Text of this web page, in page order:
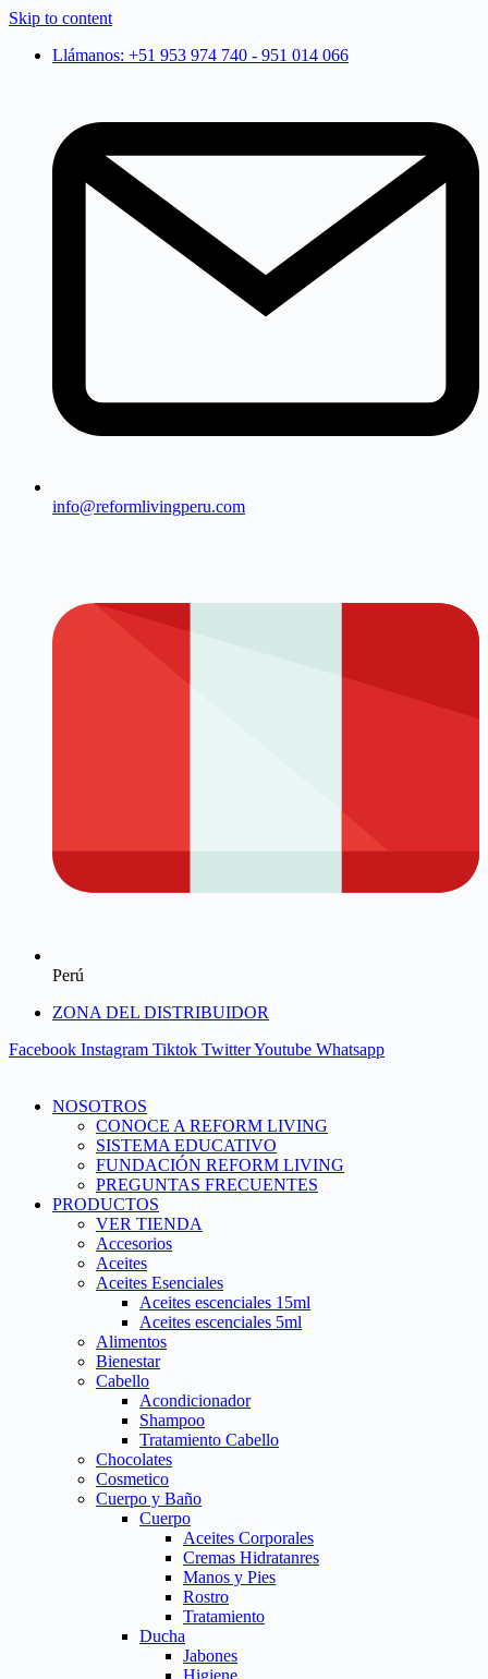
Skip to content
Llámanos: +51 953 974 740 - 951 014 066
info@reformlivingperu.com
Perú
ZONA DEL DISTRIBUIDOR
Facebook Instagram Tiktok TwitterYoutube Whatsapp
NOSOTROS
CONOCE A REFORM LIVING
SISTEMA EDUCATIVO
FUNDACIÓN REFORM LIVING
PREGUNTAS FRECUENTES
PRODUCTOS
VER TIENDA
Accesorios
Aceites
Aceites Esenciales
Aceites escenciales 15ml
Aceites escenciales 5ml
Alimentos
Bienestar
Cabello
Acondicionador
Shampoo
Tratamiento Cabello
Chocolates
Cosmetico
Cuerpo y Baño
Cuerpo
Aceites Corporales
Cremas Hidratanres
Manos y Pies
Rostro
Tratamiento
Ducha
Jabones
Higiene